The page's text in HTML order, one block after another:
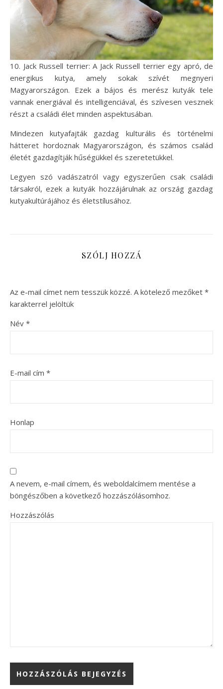
10. Jack Russell terrier: A Jack Russell terrier egy apró, de
energikus kutya, amely sokak szívét megnyeri
Magyarországon. Ezek a bájos és merész kutyák tele
vannak energiával és intelligenciával, és szívesen vesznek
részt a családi élet minden aspektusában.
Mindezen kutyafajták gazdag kulturális és történelmi
hátteret hordoznak Magyarországon, és számos család
életét gazdagítják hűségükkel és szeretetükkel.
Legyen szó vadászatról vagy egyszerűen csak családi
társakról, ezek a kutyák hozzájárulnak az ország gazdag
kutyakultúrájához és életstílusához.
SZÓLJ HOZZÁ
Az e-mail címet nem tesszük közzé. A kötelező mezőket *
karakterrel jelöltük
Név *
E-mail cím *
Honlap
A nevem, e-mail címem, és weboldalcímem mentése a
böngészőben a következő hozzászólásomhoz.
Hozzászólás